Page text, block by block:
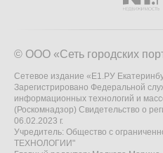
© ООО «Сеть городских
Сетевое издание «Е1.РУ
Зарегистрировано Федеральной
информационных технологий и
(Роскомнадзор) Свидетельство о
06.02.2023 г.
Учредитель: Общество с
ТЕХНОЛОГИИ"